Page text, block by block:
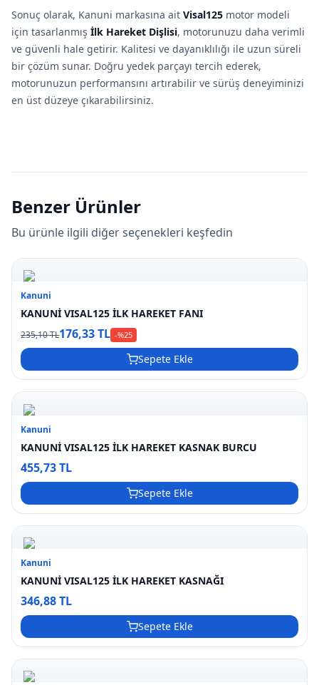
Sonuç olarak, Kanuni markasına ait Visal125 motor modeli
için tasarlanmış İlk Hareket Dişlisi, motorunuzu daha verimli
ve güvenli hale getirir. Kalitesi ve dayanıklılığı ile uzun süreli
bir çözüm sunar. Doğru yedek parçayı tercih ederek,
motorunuzun performansını artırabilir ve sürüş deneyiminizi
en üst düzeye çıkarabilirsiniz.
Benzer Ürünler
Bu ürünle ilgili diğer seçenekleri keşfedin
Kanuni
KANUNİ VISAL125 İLK HAREKET FANI
235,10 TL176,33 TL -%25
Sepete Ekle
Kanuni
KANUNİ VISAL125 İLK HAREKET KASNAK BURCU
455,73 TL
Sepete Ekle
Kanuni
KANUNİ VISAL125 İLK HAREKET KASNAĞI
346,88 TL
Sepete Ekle